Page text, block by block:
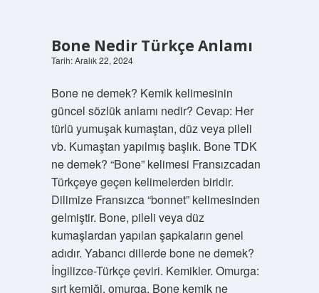
Bone Nedir Türkçe Anlamı
Tarih: Aralık 22, 2024
Bone ne demek? Kemik kelimesinin
güncel sözlük anlamı nedir? Cevap: Her
türlü yumuşak kumaştan, düz veya pileli
vb. Kumaştan yapılmış başlık. Bone TDK
ne demek? “Bone” kelimesi Fransızcadan
Türkçeye geçen kelimelerden biridir.
Dilimize Fransızca “bonnet” kelimesinden
gelmiştir. Bone, pileli veya düz
kumaşlardan yapılan şapkaların genel
adıdır. Yabancı dillerde bone ne demek?
İngilizce-Türkçe çeviri. Kemikler. Omurga:
sırt kemiği, omurga. Bone kemik ne